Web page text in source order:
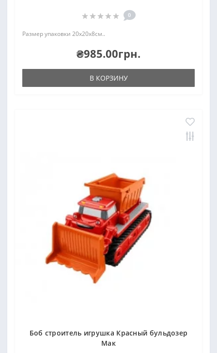
0
Размер упаковки 20х20х8см..
₴985.00грн.
В КОРЗИНУ
Боб строитель игрушка Красный бульдозер
Мак